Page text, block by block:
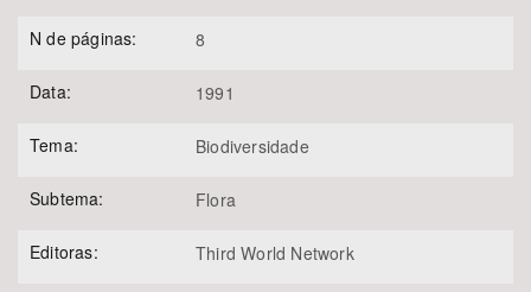
N de páginas: 8
Data: 1991
Tema: Biodiversidade
Subtema: Flora
Editoras: Third World Network